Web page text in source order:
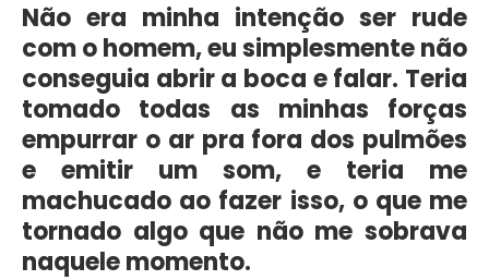
Não era minha intenção ser rude
com o homem, eu simplesmente não
conseguia abrir a boca e falar. Teria
tomado todas as minhas forças
empurrar o ar pra fora dos pulmões
e emitir um som, e teria me
machucado ao fazer isso, o que me
tornado algo que não me sobrava
naquele momento.